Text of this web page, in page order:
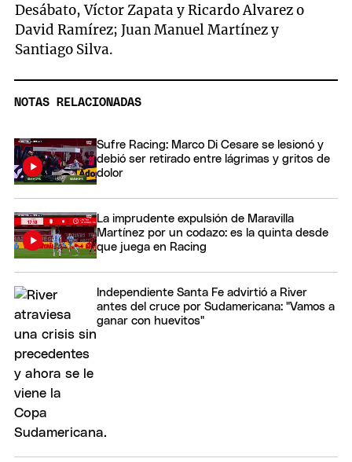
Desábato, Víctor Zapata y Ricardo Alvarez o
David Ramírez; Juan Manuel Martínez y
Santiago Silva.
NOTAS RELACIONADAS
Sufre Racing: Marco Di Cesare se lesionó y
debió ser retirado entre lágrimas y gritos de
dolor
La imprudente expulsión de Maravilla
Martínez por un codazo: es la quinta desde
que juega en Racing
Independiente Santa Fe advirtió a River
antes del cruce por Sudamericana: "Vamos a
ganar con huevitos"